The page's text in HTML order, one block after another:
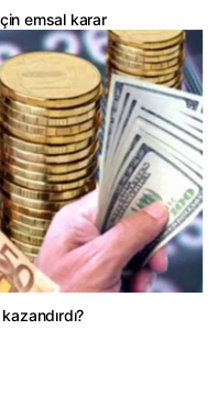
emsal karar